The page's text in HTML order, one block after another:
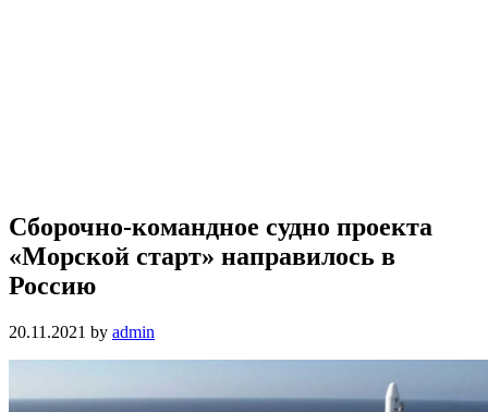
Сборочно-командное судно проекта
«Морской старт» направилось в
Россию
20.11.2021 by admin